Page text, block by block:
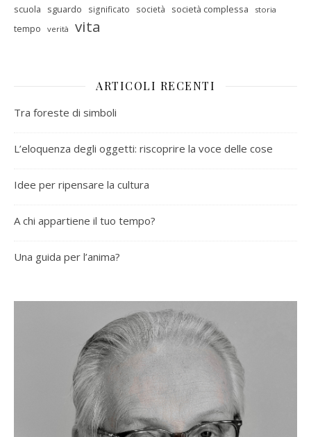
scuola sguardo significato società società complessa storia
tempo verità vita
ARTICOLI RECENTI
Tra foreste di simboli
L’eloquenza degli oggetti: riscoprire la voce delle cose
Idee per ripensare la cultura
A chi appartiene il tuo tempo?
Una guida per l’anima?